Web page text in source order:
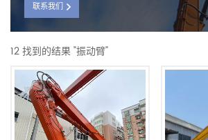
联系我们
12 找到的结果 "振动臂"